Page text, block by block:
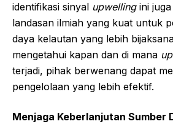
identifikasi sinyal upwellingini juga
landasan ilmiah yang kuat untuk
daya kelautan yang lebih
mengetahui kapan dan di mana
terjadi, pihak berwenang dapat
pengelolaan yang lebih efektif.
Menjaga Keberlanjutan Sumber